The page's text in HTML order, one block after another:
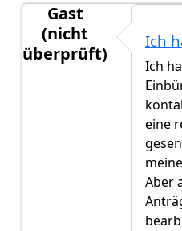
Gast
(nicht
überprüft)
Hi, hast du
Ich
Ich
eine
Aber